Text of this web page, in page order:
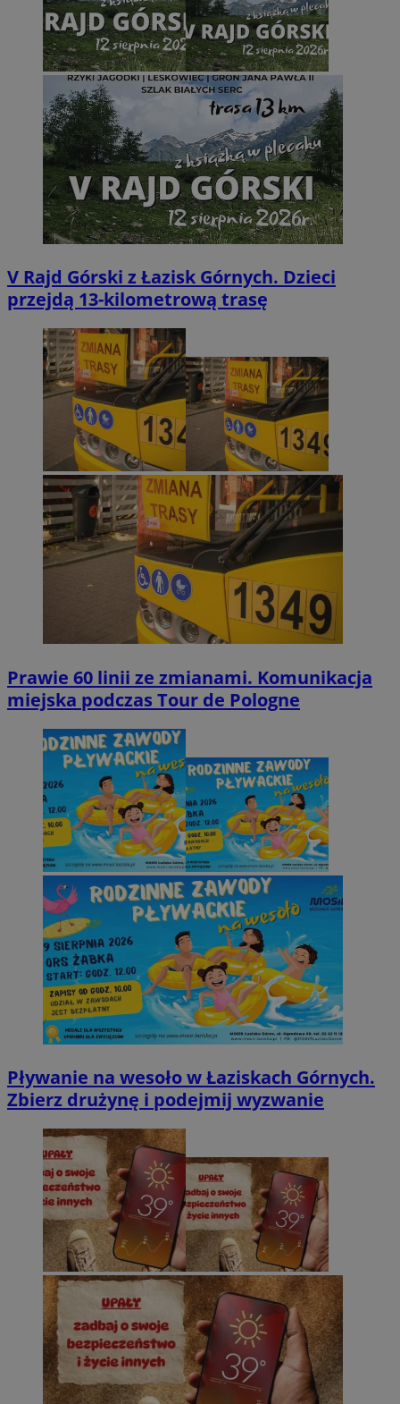
V Rajd Górski z Łazisk Górnych. Dzieci
przejdą 13-kilometrową trasę
Prawie 60 linii ze zmianami. Komunikacja
miejska podczas Tour de Pologne
Pływanie na wesoło w Łaziskach Górnych.
Zbierz drużynę i podejmij wyzwanie